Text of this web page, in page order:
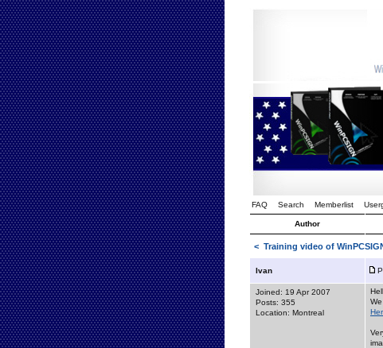
FAQ Search Memberlist
Author
< Training video of
Ivan
Joined: 19 Apr 2007
Posts: 355
Location: Montreal